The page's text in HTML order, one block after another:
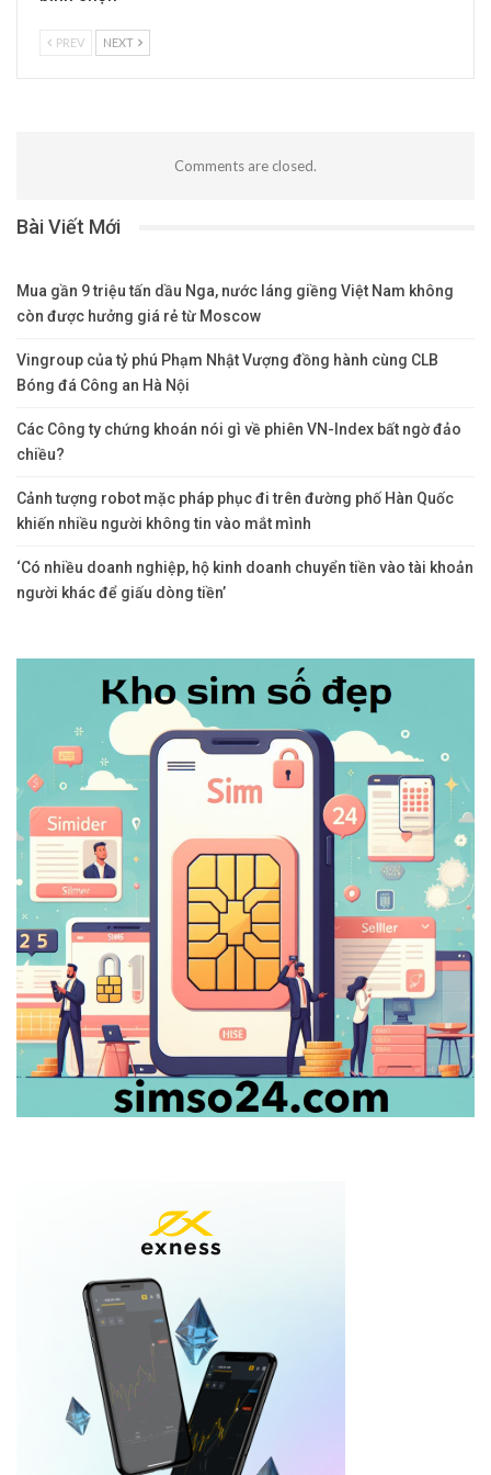
PREV NEXT
Comments are closed.
Bài Viết Mới
Mua gần 9 triệu tấn dầu Nga, nước láng giềng Việt Nam không
còn được hưởng giá rẻ từ Moscow
Vingroup của tỷ phú Phạm Nhật Vượng đồng hành cùng CLB
Bóng đá Công an Hà Nội
Các Công ty chứng khoán nói gì về phiên VN-Index bất ngờ đảo
chiều?
Cảnh tượng robot mặc pháp phục đi trên đường phố Hàn Quốc
khiến nhiều người không tin vào mắt mình
‘Có nhiều doanh nghiệp, hộ kinh doanh chuyển tiền vào tài khoản
người khác để giấu dòng tiền’